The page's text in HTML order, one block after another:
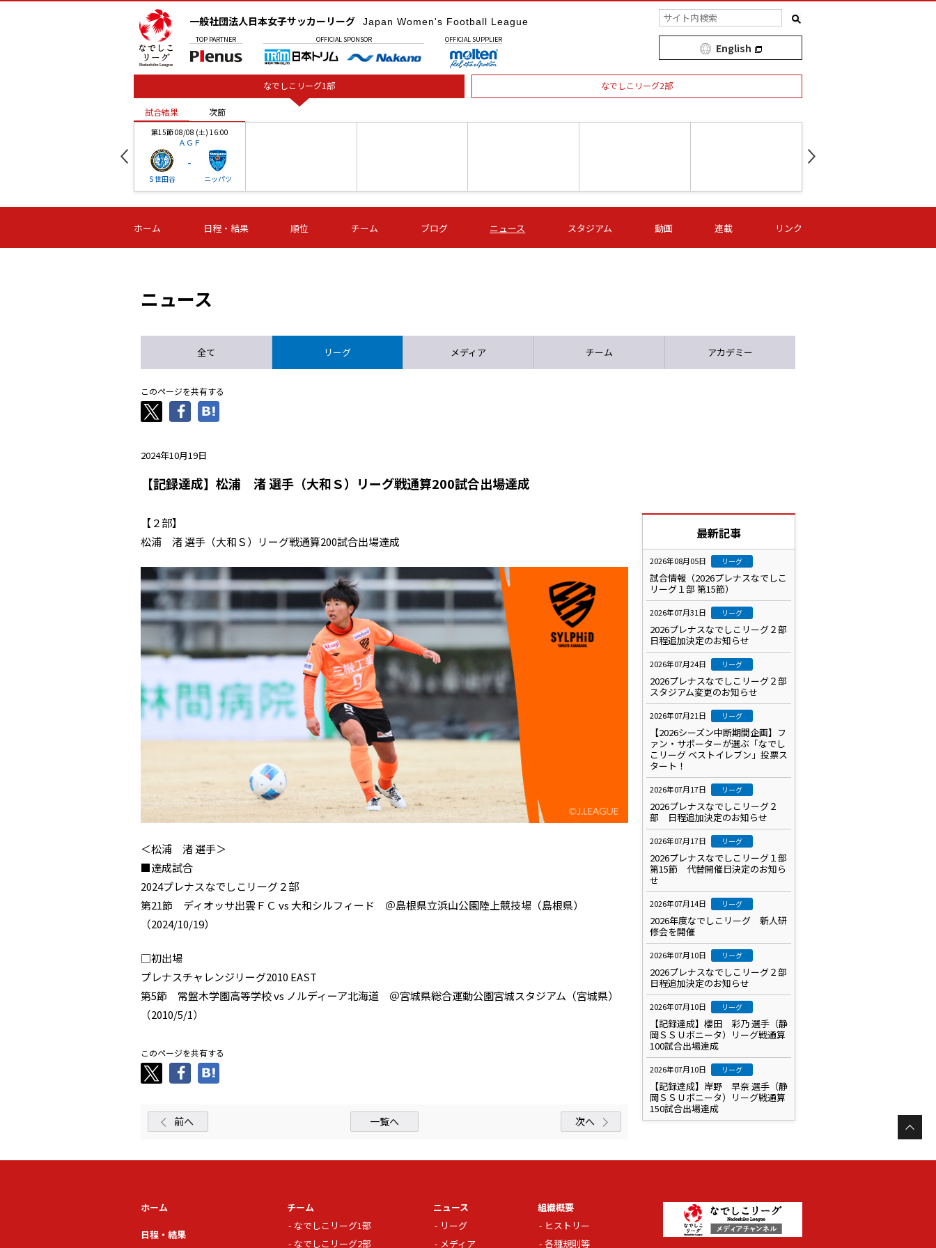
一般社団法人日本女子サッカーリーグ Japan Women's Football League
TOP PARTNER OFFICIAL SPONSOR OFFICIAL SUPPLIER
English
なでしこリーグ1部 なでしこリーグ2部
試合結果 次節
第15節 08/08 (土) 16:00
ＡＧＦ
Ｓ世田谷
-
ニッパツ
-
第16節 09/05 (土) 15:00
ニッパツ
-
第16節 09/05 (土) 15:00
石人の星
-
第16節 09/05 (土) 16:00
ＡＧＦ
-
いちご
-
第16節 09/06 (日) 15:00
-
第16節 09/06 (日) 15:00
- -
試合結果 次節
ホーム 日程・結果 順位 チーム ブログ ニュース スタジアム 動画 連載 リンク
ニュース
全て リーグ メディア チーム アカデミー
このページを共有する
2024年10月19日
【記録達成】松浦 渚 選手（大和Ｓ）リーグ戦通算200試合出場達成
【２部】
松浦 渚 選手（大和Ｓ）リーグ戦通算200試合出場達成
＜松浦 渚 選手＞
■達成試合
2024プレナスなでしこリーグ２部
第21節 ディオッサ出雲ＦＣ vs 大和シルフィード ＠島根県立浜山公園陸上競技場（島根県）
（2024/10/19）
□初出場
プレナスチャレンジリーグ2010 EAST
第5節 常盤木学園高等学校 vs ノルディーア北海道 ＠宮城県総合運動公園宮城スタジアム（宮城県）
（2010/5/1）
このページを共有する
前へ 一覧へ 次へ
最新記事
2026年08月05日 リーグ
試合情報（2026プレナスなでしこ
リーグ１部 第15節）
2026年07月31日 リーグ
2026プレナスなでしこリーグ２部
日程追加決定のお知らせ
2026年07月24日 リーグ
2026プレナスなでしこリーグ２部
スタジアム変更のお知らせ
2026年07月21日 リーグ
【2026シーズン中断期間企画】フ
ァン・サポーターが選ぶ「なでし
こリーグ ベストイレブン」投票ス
タート！
2026年07月17日 リーグ
2026プレナスなでしこリーグ２
部 日程追加決定のお知らせ
2026年07月17日 リーグ
2026プレナスなでしこリーグ１部
第15節 代替開催日決定のお知ら
せ
2026年07月14日 リーグ
2026年度なでしこリーグ 新人研
修会を開催
2026年07月10日 リーグ
2026プレナスなでしこリーグ２部
日程追加決定のお知らせ
2026年07月10日 リーグ
【記録達成】櫻田 彩乃 選手（静
岡ＳＳＵボニータ）リーグ戦通算
100試合出場達成
2026年07月10日 リーグ
【記録達成】岸野 早奈 選手（静
岡ＳＳＵボニータ）リーグ戦通算
150試合出場達成
ホーム
日程・結果
チーム
なでしこリーグ1部
なでしこリーグ2部
ニュース
リーグ
メディア
組織概要
ヒストリー
各種規則等